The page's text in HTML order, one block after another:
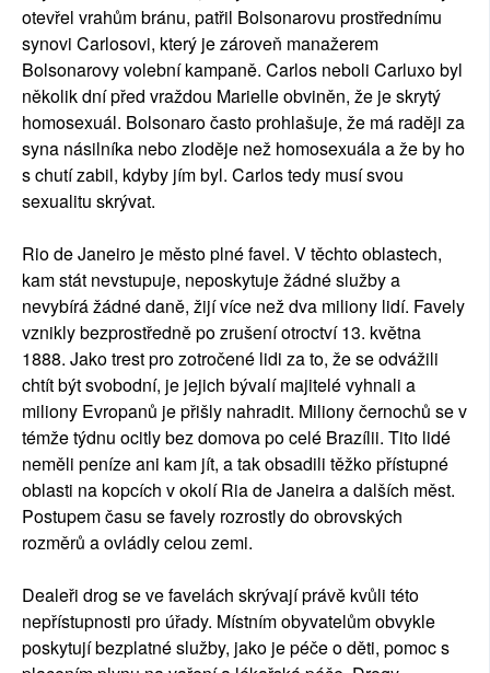
otevřel vrahům bránu, patřil Bolsonarovu prostřednímu
synovi Carlosovi, který je zároveň manažerem
Bolsonarovy volební kampaně. Carlos neboli Carluxo byl
několik dní před vraždou Marielle obviněn, že je skrytý
homosexuál. Bolsonaro často prohlašuje, že má raději za
syna násilníka nebo zloděje než homosexuála a že by ho
s chutí zabil, kdyby jím byl. Carlos tedy musí svou
sexualitu skrývat.
Rio de Janeiro je město plné favel. V těchto oblastech,
kam stát nevstupuje, neposkytuje žádné služby a
nevybírá žádné daně, žijí více než dva miliony lidí. Favely
vznikly bezprostředně po zrušení otroctví 13. května
1888. Jako trest pro zotročené lidi za to, že se odvážili
chtít být svobodní, je jejich bývalí majitelé vyhnali a
miliony Evropanů je přišly nahradit. Miliony černochů se v
témže týdnu ocitly bez domova po celé Brazílii. Tito lidé
neměli peníze ani kam jít, a tak obsadili těžko přístupné
oblasti na kopcích v okolí Ria de Janeira a dalších měst.
Postupem času se favely rozrostly do obrovských
rozměrů a ovládly celou zemi.
Dealeři drog se ve favelách skrývají právě kvůli této
nepřístupnosti pro úřady. Místním obyvatelům obvykle
poskytují bezplatné služby, jako je péče o děti, pomoc s